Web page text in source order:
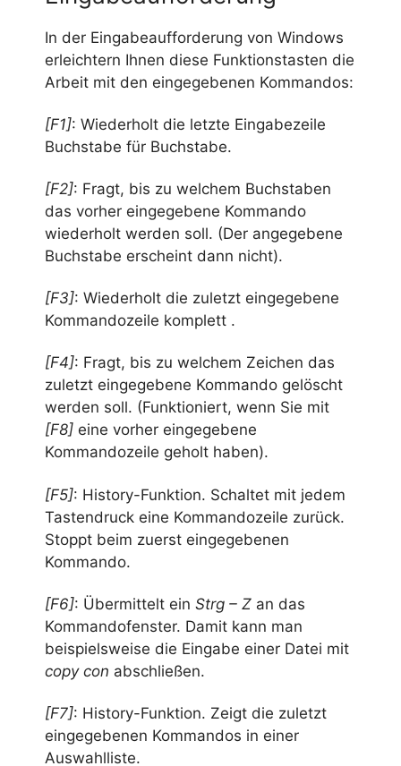
In der Eingabeaufforderung von Windows
erleichtern Ihnen diese Funktionstasten die
Arbeit mit den eingegebenen Kommandos:
[F1]: Wiederholt die letzte Eingabezeile
Buchstabe für Buchstabe.
[F2]: Fragt, bis zu welchem Buchstaben
das vorher eingegebene Kommando
wiederholt werden soll. (Der angegebene
Buchstabe erscheint dann nicht).
[F3]: Wiederholt die zuletzt eingegebene
Kommandozeile komplett .
[F4]: Fragt, bis zu welchem Zeichen das
zuletzt eingegebene Kommando gelöscht
werden soll. (Funktioniert, wenn Sie mit
[F8] eine vorher eingegebene
Kommandozeile geholt haben).
[F5]: History-Funktion. Schaltet mit jedem
Tastendruck eine Kommandozeile zurück.
Stoppt beim zuerst eingegebenen
Kommando.
[F6]: Übermittelt ein Strg – Z an das
Kommandofenster. Damit kann man
beispielsweise die Eingabe einer Datei mit
copy con abschließen.
[F7]: History-Funktion. Zeigt die zuletzt
eingegebenen Kommandos in einer
Auswahlliste.